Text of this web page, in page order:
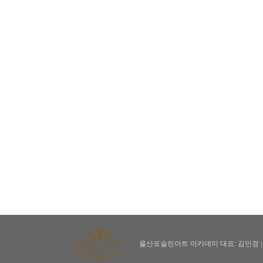
울산포슬린아트 아카데미 대표: 김민경